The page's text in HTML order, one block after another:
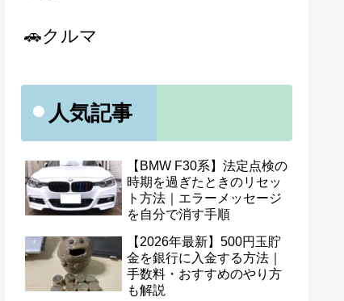
🚗クルマ
人気記事
【BMW F30系】法定点検の
時期を過ぎたときのリセッ
ト方法｜エラーメッセージ
を自分で消す手順
【2026年最新】500円玉貯
金を銀行に入金する方法｜
手数料・おすすめのやり方
も解説